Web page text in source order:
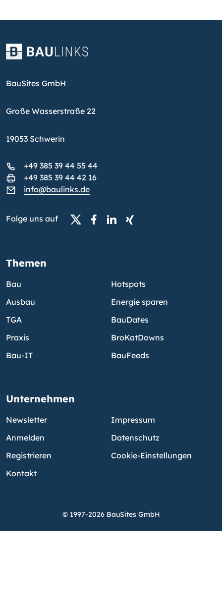
BauSites GmbH
Große Wasserstraße 22
19053 Schwerin
+49 385 39 44 55 44
+49 385 39 44 42 16
info@baulinks.de
Folge uns auf
Themen
Bau
Ausbau
TGA
Praxis
Bau-IT
Hotspots
Energie sparen
BauDates
BroKatDowns
BauFeeds
Unternehmen
Newsletter
Anmelden
Registrieren
Kontakt
Impressum
Datenschutz
Cookie-Einstellungen
© 1997-2026 BauSites GmbH